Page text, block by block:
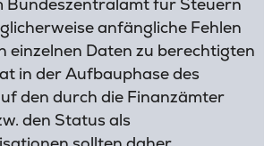
anfängliche Fehlen
Daten zu berechtigten
in der Aufbauphase des
den durch die Finanzämter
den Status als